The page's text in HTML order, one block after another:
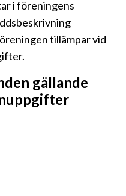
i föreningens
tillämpar vid
gällande